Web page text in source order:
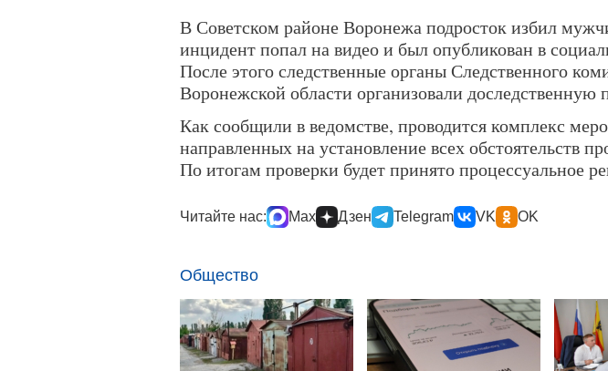
В Советском районе Воронежа подросток избил
инцидент попал на видео и был опубликован в
После этого следственные органы Следственного
Воронежской области организовали доследственную
Как сообщили в ведомстве, проводится комплекс
направленных на установление всех обстоятельств
По итогам проверки будет принято процессуальное
Читайте нас: Max Дзен Telegram VK OK
Общество